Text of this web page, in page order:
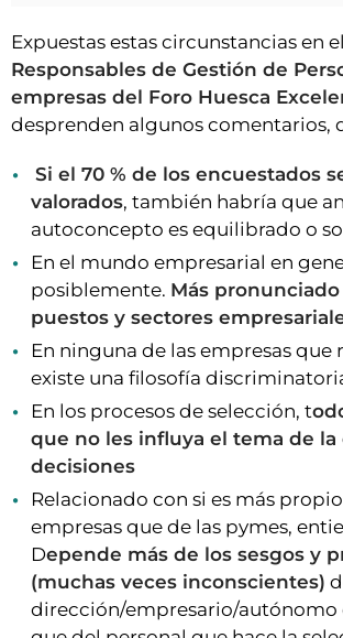
Expuestas estas circunstancias en el
Responsables de Gestión de
empresas del Foro Huesca
desprenden algunos comentarios,
Si el 70 % de los encuestados
valorados, también habría que
autoconcepto es equilibrado o
En el mundo empresarial en
posiblemente. Más
puestos y sectores
En ninguna de las empresas que
existe una filosofía
En los procesos de selección, t
que no les influya el tema de la
decisiones
Relacionado con si es más
empresas que de las pymes,
Depende más de los sesgos y
(muchas veces inconscientes)
dirección/empresario/autónomo